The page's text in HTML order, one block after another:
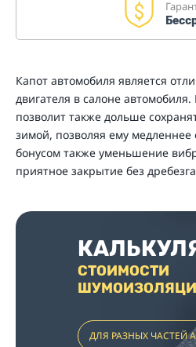
Капот автомобиля является
двигателя в салоне
позволит также дольше
зимой, позволяя ему
бонусом также уменьшение
приятное закрытие без
СТОИМОСТИ
ДЛЯ РАЗНЫХ ЧАСТЕЙ